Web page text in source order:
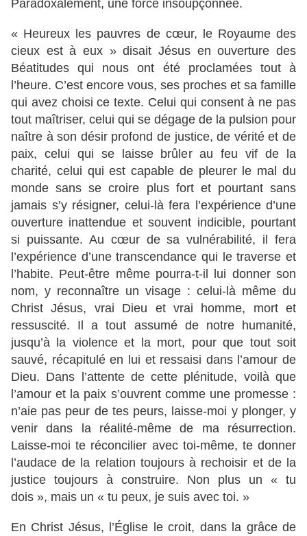
Paradoxalement, une force insoupçonnée.
« Heureux les pauvres de cœur, le Royaume des
cieux est à eux » disait Jésus en ouverture des
Béatitudes qui nous ont été proclamées tout à
l’heure. C’est encore vous, ses proches et sa famille
qui avez choisi ce texte. Celui qui consent à ne pas
tout maîtriser, celui qui se dégage de la pulsion pour
naître à son désir profond de justice, de vérité et de
paix, celui qui se laisse brûler au feu vif de la
charité, celui qui est capable de pleurer le mal du
monde sans se croire plus fort et pourtant sans
jamais s’y résigner, celui-là fera l’expérience d’une
ouverture inattendue et souvent indicible, pourtant
si puissante. Au cœur de sa vulnérabilité, il fera
l’expérience d’une transcendance qui le traverse et
l’habite. Peut-être même pourra-t-il lui donner son
nom, y reconnaître un visage : celui-là même du
Christ Jésus, vrai Dieu et vrai homme, mort et
ressuscité. Il a tout assumé de notre humanité,
jusqu’à la violence et la mort, pour que tout soit
sauvé, récapitulé en lui et ressaisi dans l’amour de
Dieu. Dans l’attente de cette plénitude, voilà que
l’amour et la paix s’ouvrent comme une promesse :
n’aie pas peur de tes peurs, laisse-moi y plonger, y
venir dans la réalité-même de ma résurrection.
Laisse-moi te réconcilier avec toi-même, te donner
l’audace de la relation toujours à rechoisir et de la
justice toujours à construire. Non plus un « tu
dois », mais un « tu peux, je suis avec toi. »
En Christ Jésus, l’Église le croit, dans la grâce de